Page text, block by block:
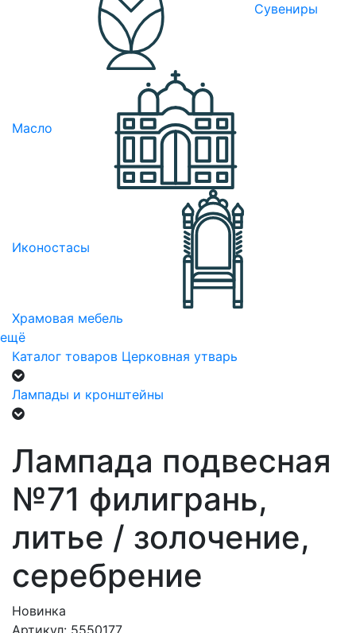
Сувениры
Масло
Иконостасы
Храмовая мебель
ещё
Каталог товаров Церковная утварь
Лампады и кронштейны
Лампада подвесная
№71 филигрань,
литье / золочение,
серебрение
Новинка
Артикул: 5550177